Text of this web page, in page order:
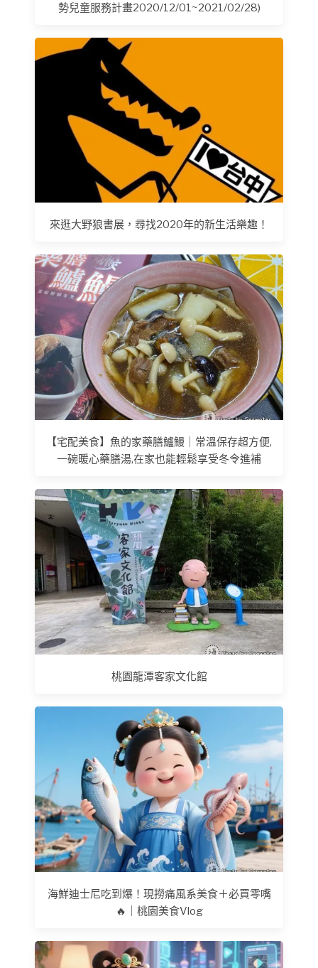
勢兒童服務計畫2020/12/01~2021/02/28)
來逛大野狼書展，尋找2020年的新生活樂趣！
【宅配美食】魚的家藥膳鱸鰻｜常溫保存超方便,
一碗暖心藥膳湯,在家也能輕鬆享受冬令進補
桃園龍潭客家文化館
海鮮迪士尼吃到爆！現撈痛風系美食＋必買零嘴
🔥｜桃園美食Vlog